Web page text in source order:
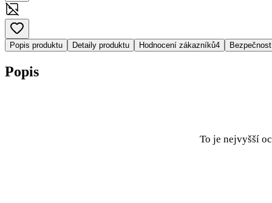
Popis produktu Detaily produktu Hodnocení zákazníků4
Popis
To je nejvyšší